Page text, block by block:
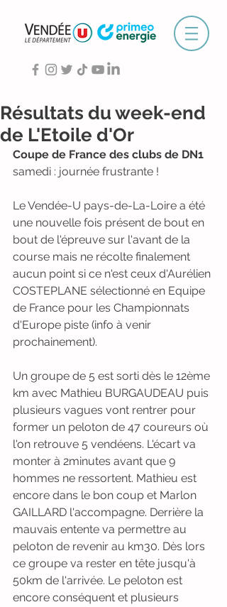
Résultats du week-end
de L'Etoile d'Or
Coupe de France des clubs de DN1
samedi : journée frustrante !
Le Vendée-U pays-de-La-Loire a été
une nouvelle fois présent de bout en
bout de l'épreuve sur l'avant de la
course mais ne récolte finalement
aucun point si ce n'est ceux d'Aurélien
COSTEPLANE sélectionné en Equipe
de France pour les Championnats
d'Europe piste (info à venir
prochainement).
Un groupe de 5 est sorti dès le 12ème
km avec Mathieu BURGAUDEAU puis
plusieurs vagues vont rentrer pour
former un peloton de 47 coureurs où
l'on retrouve 5 vendéens. L'écart va
monter à 2minutes avant que 9
hommes ne ressortent. Mathieu est
encore dans le bon coup et Marlon
GAILLARD l'accompagne. Derrière la
mauvais entente va permettre au
peloton de revenir au km30. Dès lors
ce groupe va rester en tête jusqu'à
50km de l'arrivée. Le peloton est
encore conséquent et plusieurs